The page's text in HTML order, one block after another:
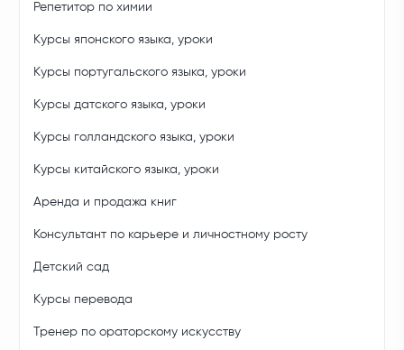
Репетитор по химии
Курсы японского языка, уроки
Курсы португальского языка, уроки
Курсы датского языка, уроки
Курсы голландского языка, уроки
Курсы китайского языка, уроки
Аренда и продажа книг
Консультант по карьере и личностному росту
Детский сад
Курсы перевода
Тренер по ораторскому искусству